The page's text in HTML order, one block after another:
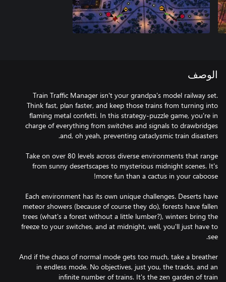
الوصف
Train Traffic Manager isn't your grandpa's model railway set.
Think fast, plan faster, and keep those trains from turning into
flaming metal confetti. In this strategy-puzzle game, you're in
charge of everything from switches and signals to drawbridges
Take on over 80 levels across diverse environments that range
from sunny desertscapes to mysterious midnight scenes. It's
Each environment has its own unique challenges. Deserts have
meteor showers (because of course they do), forests have fallen
trees (what's a forest without a little lumber?), winters bring the
freeze to your switches, and at midnight, well, you'll just have to
And if the chaos of normal mode gets too much, take a breather
in endless mode. No objectives, just you, the tracks, and an
infinite number of trains. It's the zen garden of train